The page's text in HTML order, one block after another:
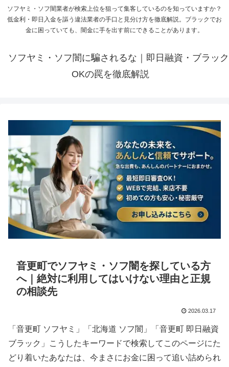
ソフヤミ・ソフ闇業者が検索上位を狙って集客しているのを知っていますか？
低金利・即日入金を謳う違法業者の手口と見分け方を徹底解説。ブラックでお
金に困っていても、闇金に手を出す前にできることがあります。
ソフヤミ・ソフ闇に騙されるな｜即日融資・ブラック
OKの罠を徹底解説
音更町でソフヤミ・ソフ闇を探している方
へ｜絶対に利用してはいけない理由と正規
の相談先
2026.03.17
「音更町 ソフヤミ」「北海道 ソフ闇」「音更町 即日融資
ブラック」こうしたキーワードで検索してこのページにた
どり着いたあなたは、今まさにお金に困って追い詰められ